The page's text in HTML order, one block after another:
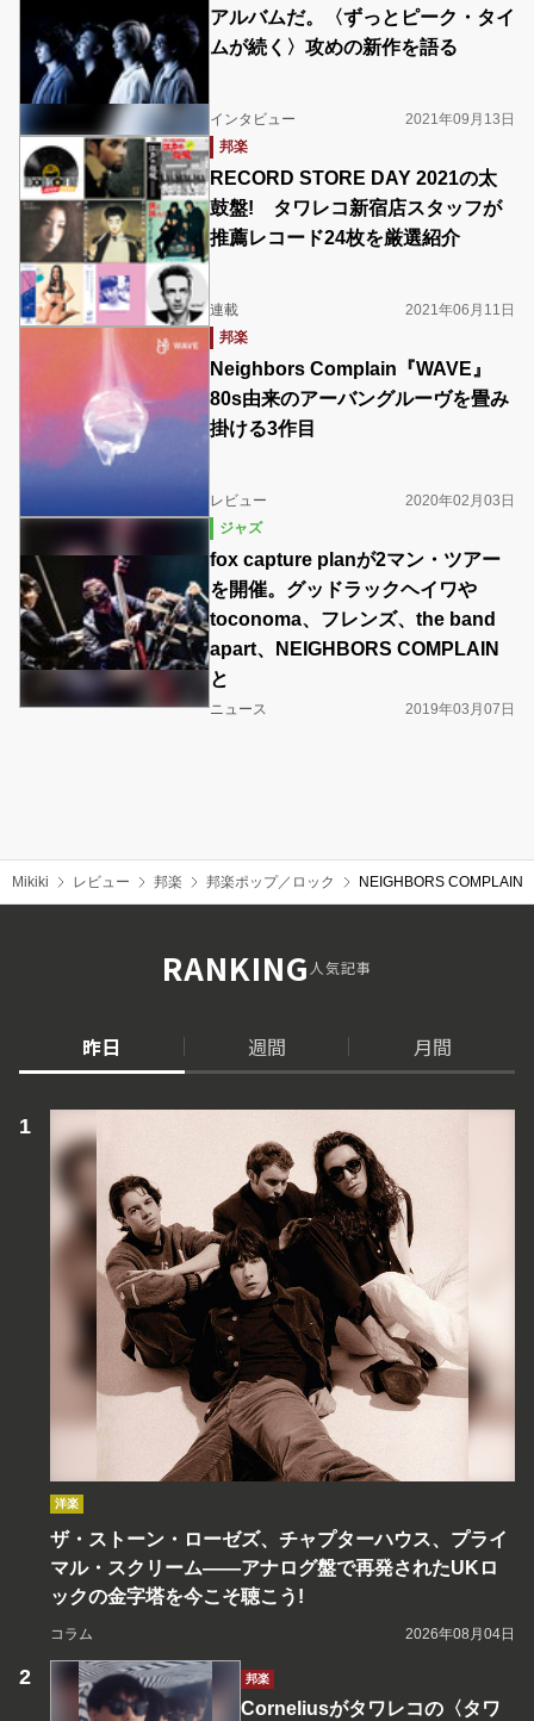
アルバムだ。〈ずっとピーク・タイ
ムが続く〉攻めの新作を語る
インタビュー
2021年09月13日
邦楽
RECORD STORE DAY 2021の太
鼓盤! タワレコ新宿店スタッフが
推薦レコード24枚を厳選紹介
連載
2021年06月11日
邦楽
Neighbors Complain『WAVE』
80s由来のアーバングルーヴを畳み
掛ける3作目
レビュー
2020年02月03日
ジャズ
fox capture planが2マン・ツアー
を開催。グッドラックヘイワや
toconoma、フレンズ、the band
apart、NEIGHBORS COMPLAIN
と
ニュース 2019年03月07日
Mikiki レビュー 邦楽 邦楽ポップ／ロック NEIGHBORS COMPLAIN
RANKING人気記事
昨日 週間 月間
洋楽
ザ・ストーン・ローゼズ、チャプターハウス、プライ
マル・スクリーム――アナログ盤で再発されたUKロ
ックの金字塔を今こそ聴こう!
コラム 2026年08月04日
邦楽
Corneliusがタワレコの〈タワ